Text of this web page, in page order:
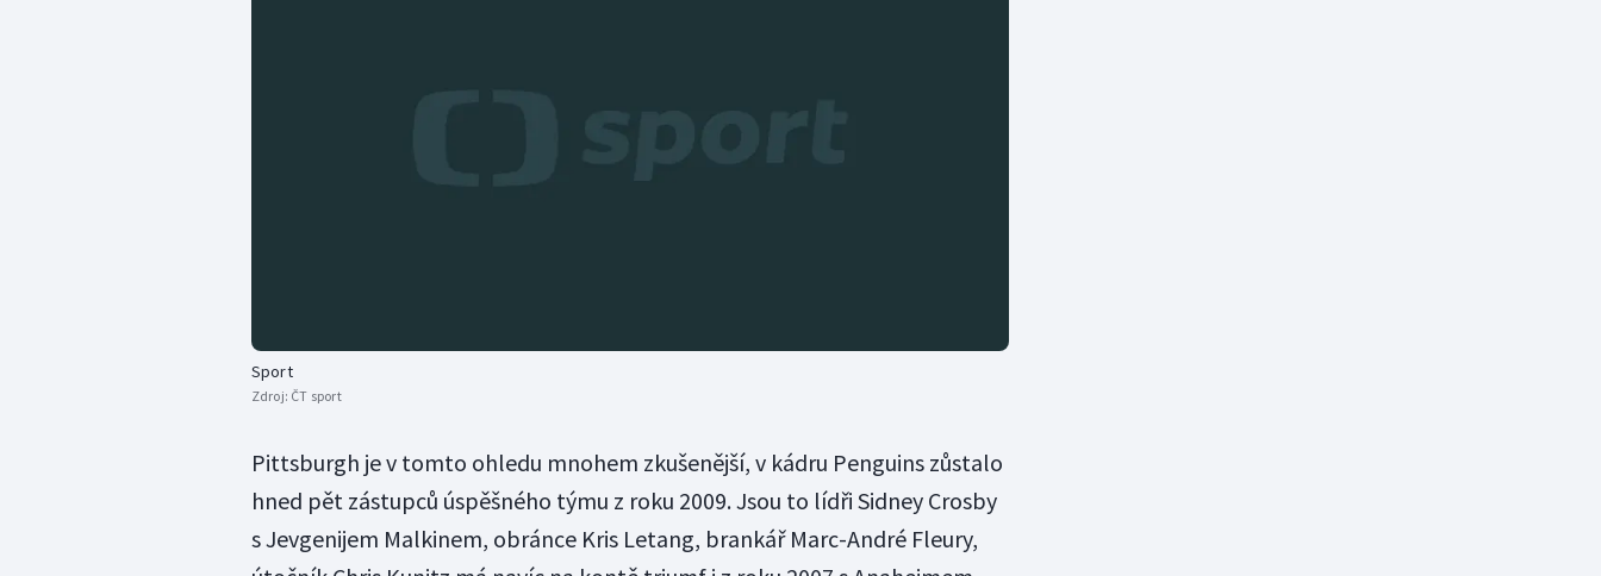
Sport
Zdroj: ČT sport
Pittsburgh je v tomto ohledu mnohem zkušenější, v kádru Penguins zůstalo
hned pět zástupců úspěšného týmu z roku 2009. Jsou to lídři Sidney Crosby
s Jevgenijem Malkinem, obránce Kris Letang, brankář Marc-André Fleury,